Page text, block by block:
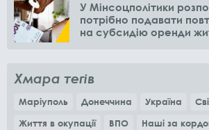
У Мінсоцполітики
потрібно подавати
на субсидію оренди
Хмара тегів
Маріуполь Донеччина Україна
Життя в окупації
ВПО Наші за